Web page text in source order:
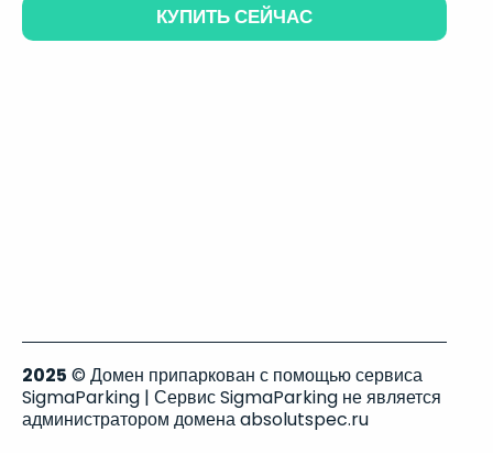
КУПИТЬ СЕЙЧАС
2025 © Домен припаркован с помощью сервиса
SigmaParking | Сервис SigmaParking не является
администратором домена absolutspec.ru